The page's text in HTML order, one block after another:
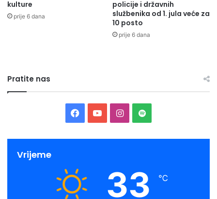
kulture
prije 6 dana
policije i državnih
službenika od 1. jula veće za
10 posto
prije 6 dana
Pratite nas
Facebook
YouTubeInstagram
Spotify
Vrijeme
33 ℃